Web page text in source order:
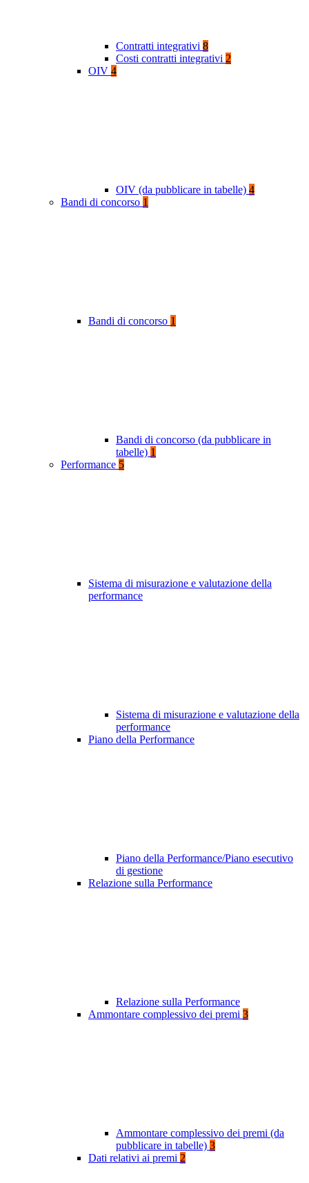
Contratti integrativi 8
Costi contratti integrativi 2
OIV 4
OIV (da pubblicare in tabelle) 4
Bandi di concorso 1
Bandi di concorso 1
Bandi di concorso (da pubblicare in
tabelle) 1
Performance 5
Sistema di misurazione e valutazione della
performance
Sistema di misurazione e valutazione della
performance
Piano della Performance
Piano della Performance/Piano esecutivo
di gestione
Relazione sulla Performance
Relazione sulla Performance
Ammontare complessivo dei premi 3
Ammontare complessivo dei premi (da
pubblicare in tabelle) 3
Dati relativi ai premi 2